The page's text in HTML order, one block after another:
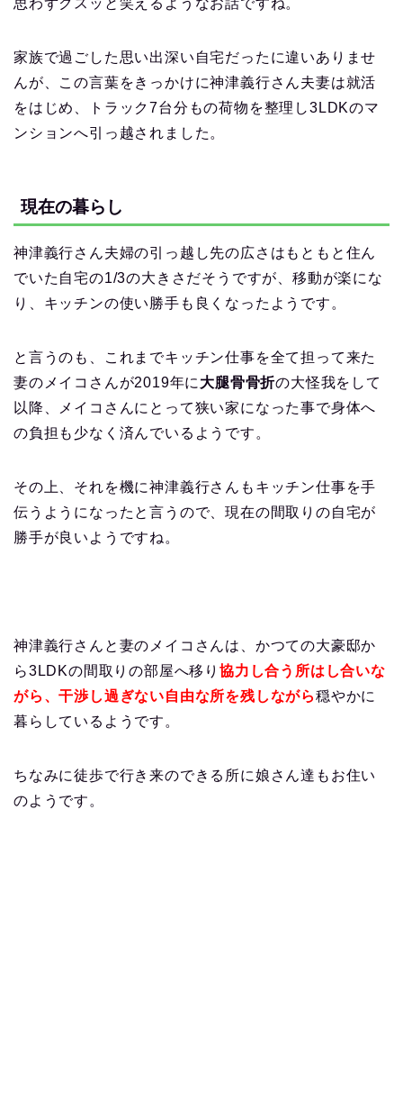
家族で過ごした思い出深い自宅だったに違いありませ
んが、この言葉をきっかけに神津義行さん夫妻は就活
をはじめ、トラック7台分もの荷物を整理し3LDKのマ
ンションへ引っ越されました。
現在の暮らし
神津義行さん夫婦の引っ越し先の広さはもともと住ん
でいた自宅の1/3の大きさだそうですが、移動が楽にな
り、キッチンの使い勝手も良くなったようです。
と言うのも、これまでキッチン仕事を全て担って来た
妻のメイコさんが2019年に 大腿骨骨折の大怪我をして
以降、メイコさんにとって狭い家になった事で身体へ
の負担も少なく済んでいるようです。
その上、それを機に神津義行さんもキッチン仕事を手
伝うようになったと言うので、現在の間取りの自宅が
勝手が良いようですね。
神津義行さんと妻のメイコさんは、かつての大豪邸か
ら3LDKの間取りの部屋へ移り協力し合う所はし合いな
がら、干渉し過ぎない自由な所を残しながら穏やかに
暮らしているようです。
ちなみに徒歩で行き来のできる所に娘さん達もお住い
のようです。